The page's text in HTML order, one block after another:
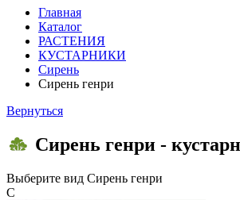
Главная
Каталог
РАСТЕНИЯ
КУСТАРНИКИ
Сирень
Сирень генри
Вернуться
Сирень генри -
Выберите вид Сирень генри
С